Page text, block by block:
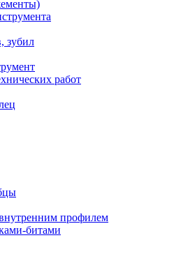
зубил
работ
профилем
битами